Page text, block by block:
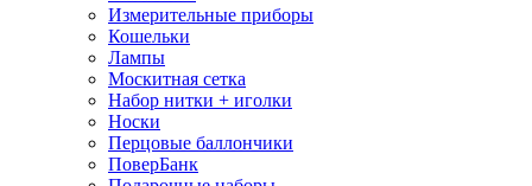
Измерительные приборы
Кошельки
Лампы
Москитная сетка
Набор нитки + иголки
Носки
Перцовые баллончики
ПоверБанк